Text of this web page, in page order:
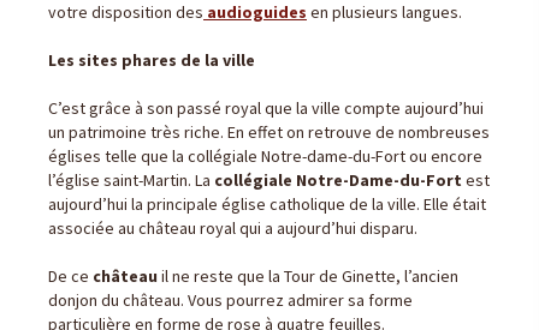
votre disposition des audioguides en plusieurs langues.
Les sites phares de la ville
C’est grâce à son passé royal que la ville compte aujourd’hui
un patrimoine très riche. En effet on retrouve de nombreuses
églises telle que la collégiale Notre-dame-du-Fort ou encore
l’église saint-Martin. La collégiale Notre-Dame-du-Fort est
aujourd’hui la principale église catholique de la ville. Elle était
associée au château royal qui a aujourd’hui disparu.
De ce château il ne reste que la Tour de Ginette, l’ancien
donjon du château. Vous pourrez admirer sa forme
particulière en forme de rose à quatre feuilles.